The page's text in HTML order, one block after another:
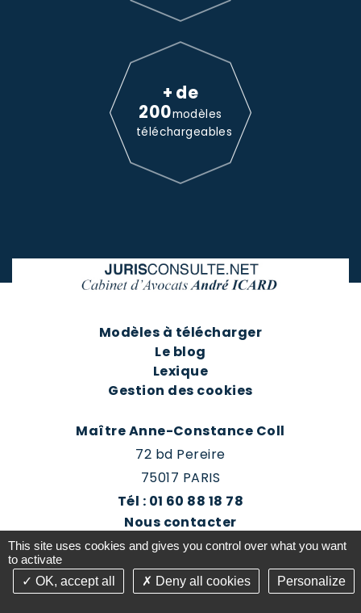
+ de
200modèles
téléchargeables
Modèles à télécharger
Le blog
Lexique
Gestion des cookies
Maître Anne-Constance Coll
72 bd Pereire
75017 PARIS
Tél : 01 60 88 18 78
Nous contacter
Prendre rendez-vous
This site uses cookies and gives you control over what you want
to activate
OK, accept all
Deny all cookies Personalize